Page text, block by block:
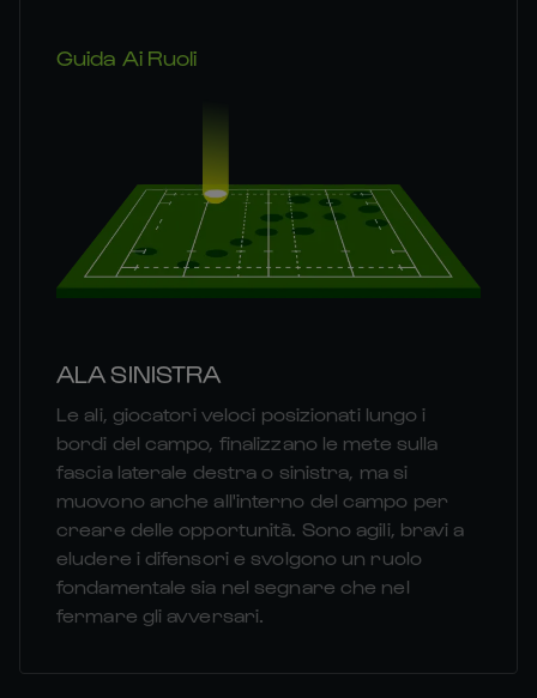
Guida Ai Ruoli
ALA SINISTRA
Le ali, giocatori veloci posizionati lungo i
bordi del campo, finalizzano le mete sulla
fascia laterale destra o sinistra, ma si
muovono anche all'interno del campo per
creare delle opportunità. Sono agili, bravi a
eludere i difensori e svolgono un ruolo
fondamentale sia nel segnare che nel
fermare gli avversari.